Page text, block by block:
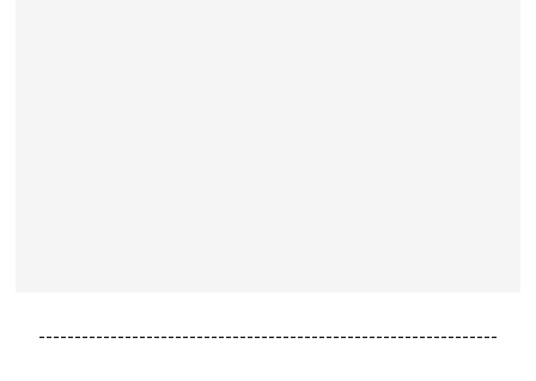
----------------------------------------------------------------